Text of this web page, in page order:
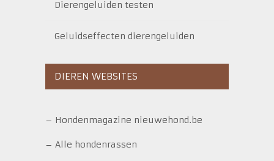
Dierengeluiden testen
Geluidseffecten dierengeluiden
DIEREN WEBSITES
– Hondenmagazine nieuwehond.be
– Alle hondenrassen